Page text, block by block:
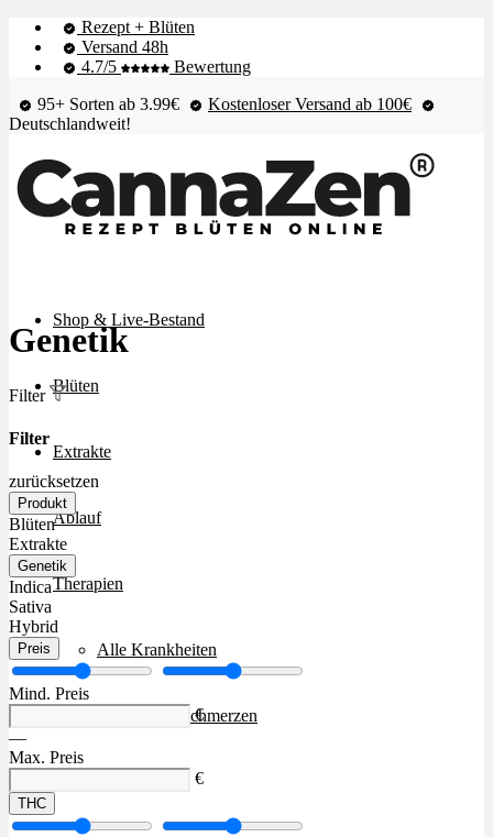
Rezept + Blüten
Versand 48h
4.7/5
Bewertung
95+ Sorten ab 3.99€
Kostenloser Versand ab 100€
Deutschlandweit!
Shop & Live-Bestand
Blüten
Extrakte
Ablauf
Therapien
Alle Krankheiten
Chronische Schmerzen
Genetik
Filter
Filter
zurücksetzen
Produkt
Blüten
Extrakte
Genetik
Indica
Sativa
Hybrid
Preis
Mind. Preis
€
—
Max. Preis
€
THC